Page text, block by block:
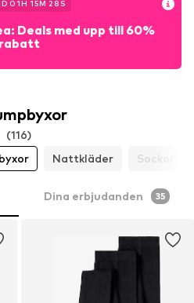
D 01H 15M 26 S
Deals med upp till 60%
rabatt
(116)
Nattkläder Sockor
Dina erbjudanden 35